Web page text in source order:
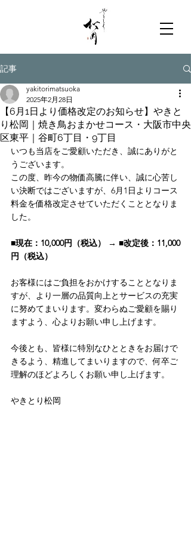
記事
【6月1日より価格改定のお知らせ】やきと
り松岡｜焼き鳥おまかせコース・大阪市中央
区東平｜谷町6丁目・9丁目
yakitorimatsuoka
2025年2月28日
いつも当店をご愛顧いただき、誠にありがと
うございます。
この度、昨今の物価高騰に伴い、誠に心苦し
い決断ではございますが、6月1日よりコース
料金を価格改定させていただくこととなりま
した。
■現在：10,000円（税込） → ■改定後：11,000
円（税込）
お客様にはご負担をおかけすることとなりま
すが、より一層の品質向上とサービスの充実
に努めてまいります。変わらぬご愛顧を賜り
ますよう、心よりお願い申し上げます。
今後とも、皆様に特別なひとときをお届けで
きるよう、精進してまいりますので、何卒ご
理解のほどよろしくお願い申し上げます。
やきとり松岡